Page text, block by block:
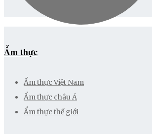
Ẩm thực
Ẩm thực Việt Nam
Ẩm thực châu Á
Ẩm thực thế giới